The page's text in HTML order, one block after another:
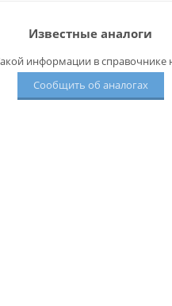
Известные аналоги
информации в справочнике
Сообщить об аналогах